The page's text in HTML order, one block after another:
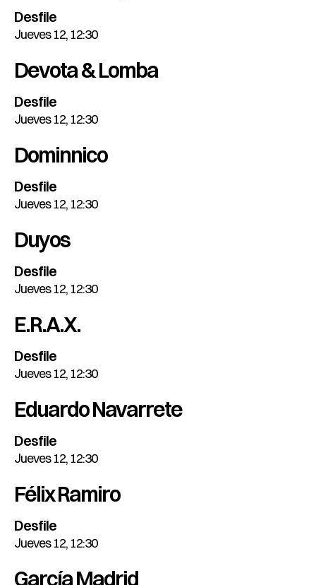
Desfile
Jueves 12, 12:30
Devota & Lomba
Desfile
Jueves 12, 12:30
Dominnico
Desfile
Jueves 12, 12:30
Duyos
Desfile
Jueves 12, 12:30
E.R.A.X.
Desfile
Jueves 12, 12:30
Eduardo Navarrete
Desfile
Jueves 12, 12:30
Félix Ramiro
Desfile
Jueves 12, 12:30
García Madrid